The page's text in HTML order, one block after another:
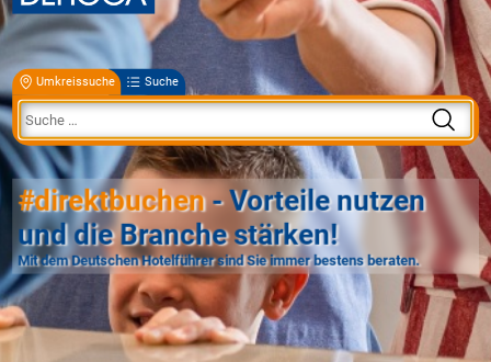
Umkreissuche Suche
#direktbuchen- Vorteile nutzen
und die Branche stärken!
Mit dem Deutschen Hotelführer sind Sie immer bestens beraten.